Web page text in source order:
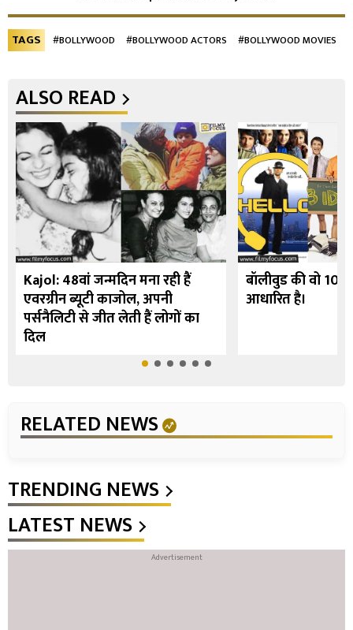
TAGS #BOLLYWOOD #BOLLYWOOD ACTORS #BOLLYWOOD MOVIES
ALSO READ
Kajol: 48वां जन्मदिन मना रही हैं
एवरग्रीन ब्यूटी काजोल, अपनी
पर्सनैलिटी से जीत लेती हैं लोगों का
दिल
बॉलीवुड की वो 10
आधारित है।
RELATED NEWS
TRENDING NEWS
LATEST NEWS